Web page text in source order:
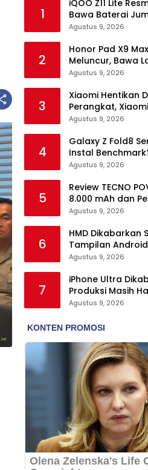
1
iQOO Z11 Lite
Bawa Baterai
Agustus 9, 2026
2
Honor Pad X9
Meluncur, Bawa
Baterai 10.100 mAh
Agustus 9, 2026
3
Xiaomi Hentikan
Perangkat,
Daftar
Agustus 9, 2026
4
Galaxy Z Fold8
Instal
Agustus 9, 2026
5
Review TECNO
8.000 mAh dan
Masih Mantap di
Agustus 9, 2026
6
HMD Dikabarkan
Tampilan
Phone
Agustus 9, 2026
7
iPhone Ultra
Produksi Masih
Engsel dan Layar
Agustus 9, 2026